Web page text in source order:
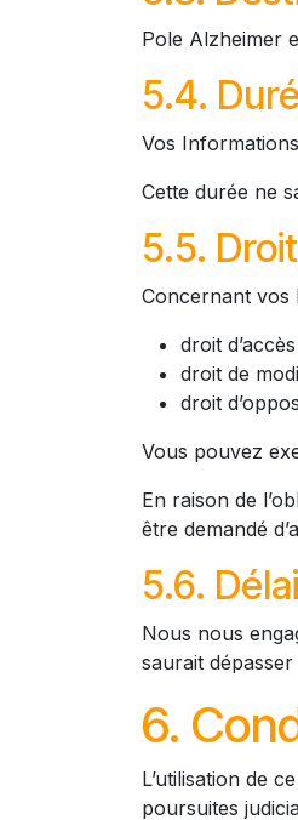
Pole Alzheimer
5.4.
Vos
Cette durée ne
5.5.
Concernant vos
droit
droit de
droit
Vous pouvez
En raison de
être demandé
5.6.
Nous nous
saurait
6.
L’utilisation de
poursuites